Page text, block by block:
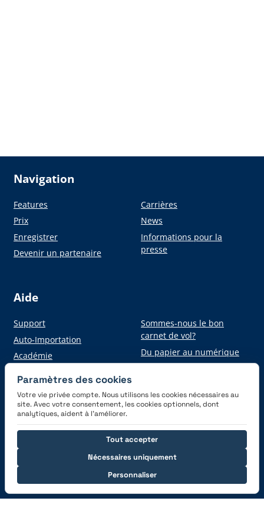
Navigation
Features
Prix
Enregistrer
Devenir un partenaire
Carrières
News
Informations pour la
presse
Aide
Support
Auto-Importation
Académie
Sommes-nous le bon
carnet de vol?
Du papier au numérique
Obtenez l'application
Connectez-vous avec nous
Paramètres des cookies
Votre vie privée compte. Nous utilisons les cookies nécessaires au
site. Avec votre consentement, les cookies optionnels, dont
analytiques, aident à l’améliorer.
Nécessaires uniquement
Personnaliser
Tout accepter